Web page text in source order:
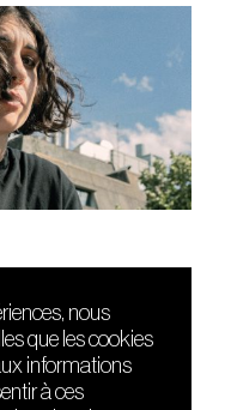
sonores
nous
que les cookies
informations
à ces